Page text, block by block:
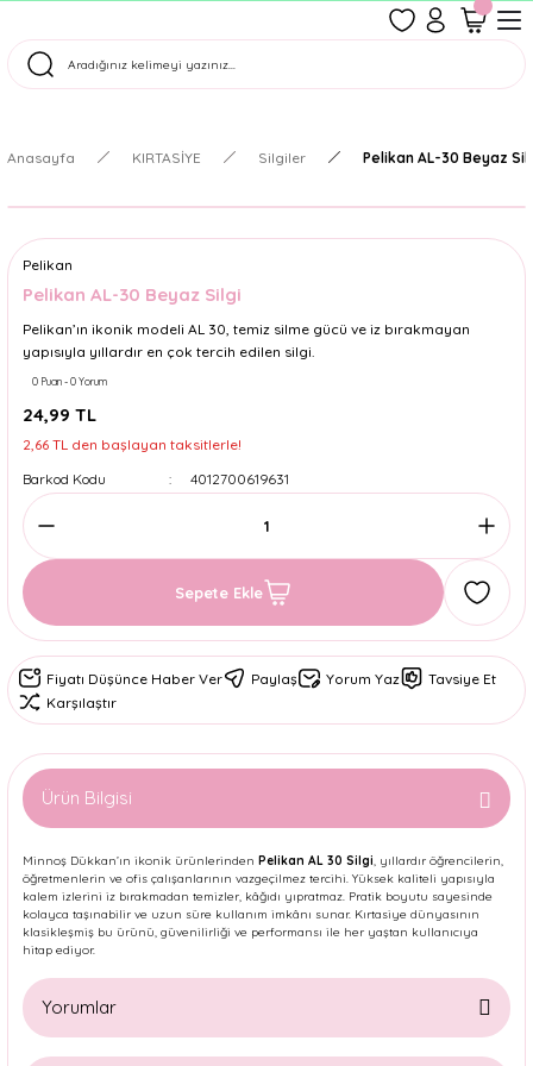
Tüm Siparişler Aynı Gün Kargoda!
Anasayfa KIRTASİYE Silgiler Pelikan AL-30 Beyaz
Pelikan
Pelikan AL-30 Beyaz Silgi
Pelikan’ın ikonik modeli AL 30, temiz silme gücü ve iz bırakmayan
yapısıyla yıllardır en çok tercih edilen silgi.
0 Puan - 0 Yorum
24,99 TL
2,66 TL den başlayan taksitlerle!
Barkod Kodu
4012700619631
Sepete Ekle
Fiyatı Düşünce Haber Ver Paylaş Yorum Yaz
Tavsiye Et
Karşılaştır
Ürün Bilgisi
Minnoş Dükkan’ın ikonik ürünlerinden Pelikan AL 30 Silgi, yıllardır öğrencilerin,
öğretmenlerin ve ofis çalışanlarının vazgeçilmez tercihi. Yüksek kaliteli yapısıyla
kalem izlerini iz bırakmadan temizler, kâğıdı yıpratmaz. Pratik boyutu sayesinde
kolayca taşınabilir ve uzun süre kullanım imkânı sunar. Kırtasiye dünyasının
klasikleşmiş bu ürünü, güvenilirliği ve performansı ile her yaştan kullanıcıya
hitap ediyor.
Yorumlar